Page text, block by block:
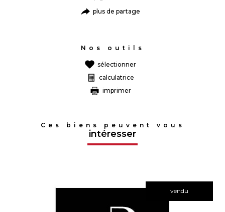
plus de partage
Nos outils
sélectionner
calculatrice
imprimer
Ces biens peuvent vous
intéresser
vendu